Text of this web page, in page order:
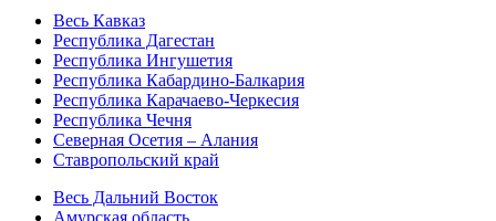
Весь Кавказ
Республика Дагестан
Республика Ингушетия
Республика Кабардино-Балкария
Республика Карачаево-Черкесия
Республика Чечня
Северная Осетия – Алания
Ставропольский край
Весь Дальний Восток
Амурская область